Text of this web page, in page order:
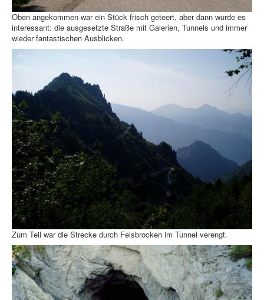
Oben angekommen war ein Stück frisch geteert, aber dann wurde es
interessant: die ausgesetzte Straße mit Galerien, Tunnels und immer
wieder fantastischen Ausblicken.
Zum Teil war die Strecke durch Felsbrocken im Tunnel verengt.